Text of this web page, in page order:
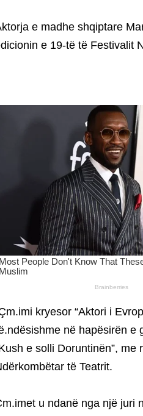
e madhe shqiptare
e 19-të të Festivalit
kryesor “Aktori i
në hapësirën e
e solli Doruntinën”,
të Teatrit.
u ndanë nga një juri